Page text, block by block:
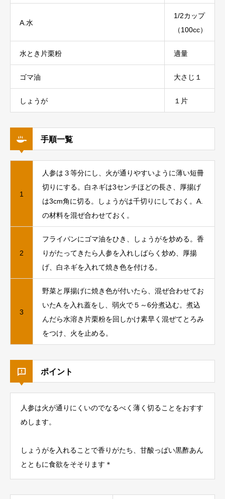
A.水
1/2カップ
（100cc）
水とき片栗粉 適量
ゴマ油 大さじ１
しょうが １片
手順一覧
1
人参は３等分にし、火が通りやすいように薄い短冊
切りにする。白ネギは3センチほどの長さ、厚揚げ
は3cm角に切る。しょうがは千切りにしておく。A.
の材料を混ぜ合わせておく。
2
フライパンにゴマ油をひき、しょうがを炒める。香
りがたってきたら人参を入れしばらく炒め、厚揚
げ、白ネギを入れて焼き色を付ける。
3
野菜と厚揚げに焼き色が付いたら、混ぜ合わせてお
いたA.を入れ蓋をし、弱火で５～6分煮込む。煮込
んだら水溶き片栗粉を回しかけ素早く混ぜてとろみ
をつけ、火を止める。
ポイント
人参は火が通りにくいのでなるべく薄く切ることをおすす
めします。
しょうがを入れることで香りがたち、甘酸っぱい黒酢あん
とともに食欲をそそります＊